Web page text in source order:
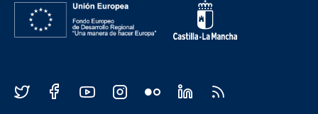
Redes sociales JCCM